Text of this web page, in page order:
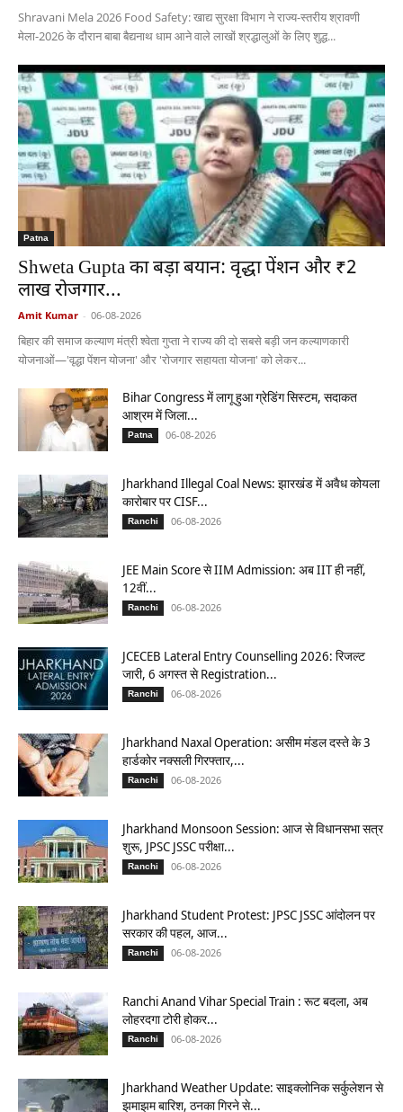
Shravani Mela 2026 Food Safety: खाद्य सुरक्षा विभाग ने राज्य-स्तरीय श्रावणी
मेला-2026 के दौरान बाबा बैद्यनाथ धाम आने वाले लाखों श्रद्धालुओं के लिए शुद्ध...
Patna
Shweta Gupta का बड़ा बयान: वृद्धा पेंशन और ₹2
लाख रोजगार...
Amit Kumar - 06-08-2026
बिहार की समाज कल्याण मंत्री श्वेता गुप्ता ने राज्य की दो सबसे बड़ी जन कल्याणकारी
योजनाओं—'वृद्धा पेंशन योजना' और 'रोजगार सहायता योजना' को लेकर...
Bihar Congress में लागू हुआ ग्रेडिंग सिस्टम, सदाकत
आश्रम में जिला...
Patna 06-08-2026
Jharkhand Illegal Coal News: झारखंड में अवैध कोयला
कारोबार पर CISF...
Ranchi 06-08-2026
JEE Main Score से IIM Admission: अब IIT ही नहीं,
12वीं...
Ranchi 06-08-2026
JCECEB Lateral Entry Counselling 2026: रिजल्ट
जारी, 6 अगस्त से Registration...
Ranchi 06-08-2026
Jharkhand Naxal Operation: असीम मंडल दस्ते के 3
हार्डकोर नक्सली गिरफ्तार,...
Ranchi 06-08-2026
Jharkhand Monsoon Session: आज से विधानसभा सत्र
शुरू, JPSC JSSC परीक्षा...
Ranchi 06-08-2026
Jharkhand Student Protest: JPSC JSSC आंदोलन पर
सरकार की पहल, आज...
Ranchi 06-08-2026
Ranchi Anand Vihar Special Train : रूट बदला, अब
लोहरदगा टोरी होकर...
Ranchi 06-08-2026
Jharkhand Weather Update: साइक्लोनिक सर्कुलेशन से
झमाझम बारिश, ठनका गिरने से...